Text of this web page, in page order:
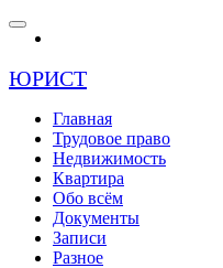
ЮРИСТ
Главная
Трудовое право
Недвижимость
Квартира
Обо всём
Документы
Записи
Разное